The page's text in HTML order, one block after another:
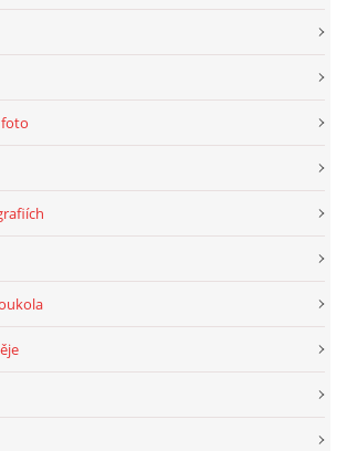
ON-LINE